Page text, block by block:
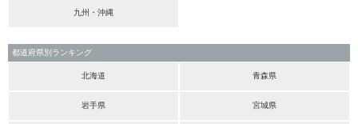
九州・沖縄
都道府県別ランキング
北海道 青森県
岩手県 宮城県